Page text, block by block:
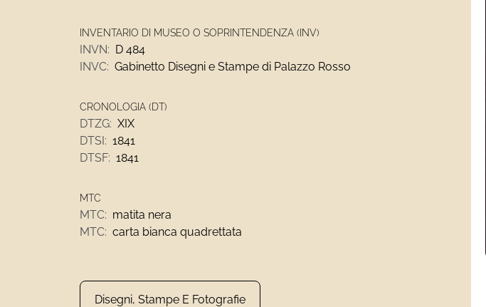
INVENTARIO DI MUSEO O SOPRINTENDENZA (INV)
INVN: D 484
INVC: Gabinetto Disegni e Stampe di Palazzo Rosso
CRONOLOGIA (DT)
DTZG: XIX
DTSI: 1841
DTSF: 1841
MTC
MTC: matita nera
MTC: carta bianca quadrettata
Disegni, Stampe E Fotografie